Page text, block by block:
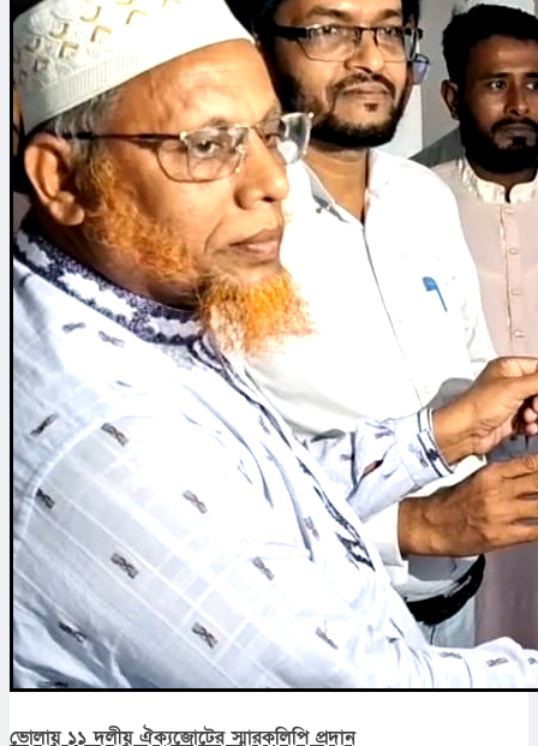
ভোলায় ১১ দলীয় ঐক্যজোটের স্মারকলিপি প্রদান